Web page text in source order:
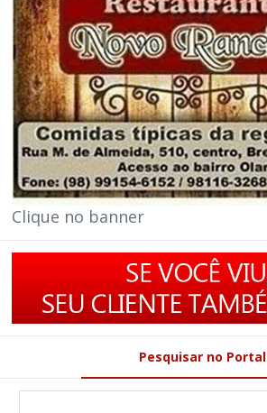
Clique no banner
Pesquisar no Portal